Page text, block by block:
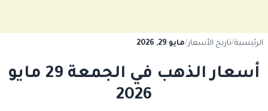
الرئيسية/تاريخ الأسعار/مايو 29, 2026
أسعار الذهب في الجمعة 29 مايو
2026